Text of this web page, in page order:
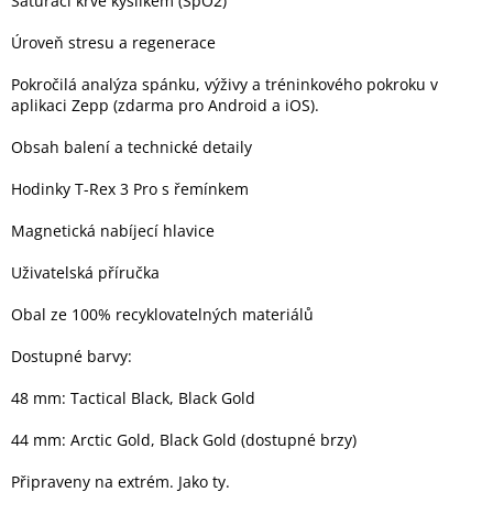
Úroveň stresu a regenerace
Pokročilá analýza spánku, výživy a tréninkového pokroku v
aplikaci Zepp (zdarma pro Android a iOS).
Obsah balení a technické detaily
Hodinky T-Rex 3 Pro s řemínkem
Magnetická nabíjecí hlavice
Uživatelská příručka
Obal ze 100% recyklovatelných materiálů
Dostupné barvy:
48 mm: Tactical Black, Black Gold
44 mm: Arctic Gold, Black Gold (dostupné brzy)
Připraveny na extrém. Jako ty.